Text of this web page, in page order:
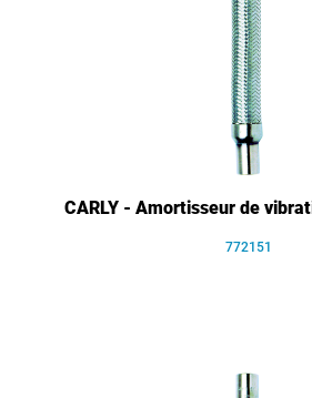
CARLY - Amortisseur de
772151